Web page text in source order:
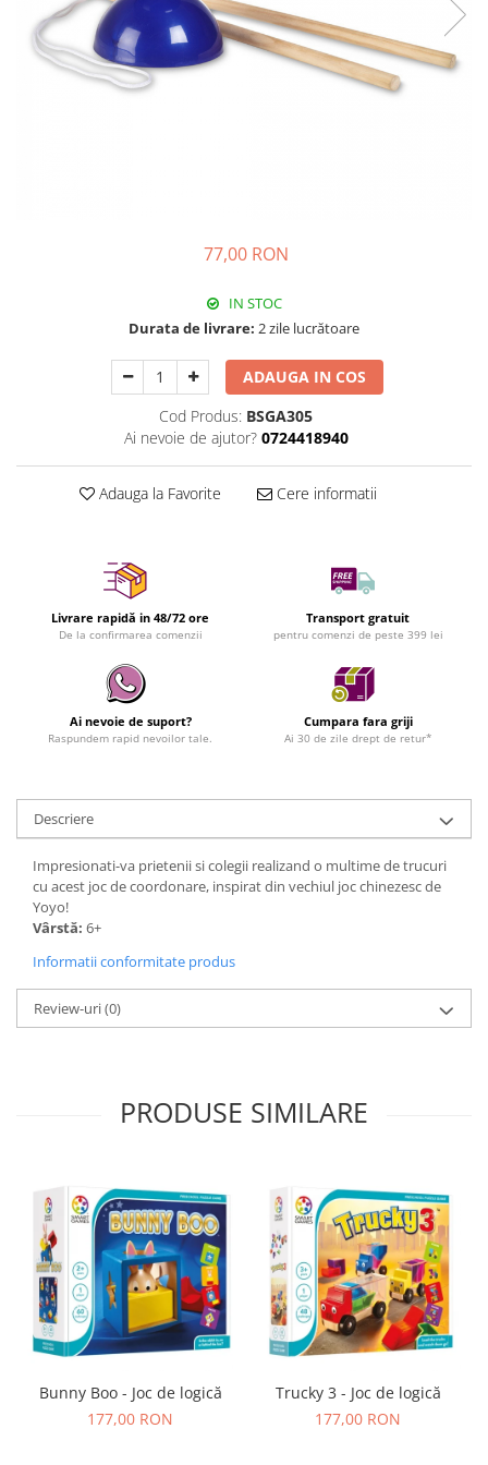
77,00 RON
IN STOC
Durata de livrare: 2 zile lucrătoare
ADAUGA IN COS
Cod Produs: BSGA305
Ai nevoie de ajutor? 0724418940
Adauga la Favorite Cere informatii
Livrare rapidă in 48/72 ore
De la confirmarea comenzii
Transport gratuit
pentru comenzi de peste 399 lei
Ai nevoie de suport?
Raspundem rapid nevoilor tale.
Cumpara fara griji
Ai 30 de zile drept de retur*
Descriere
Impresionati-va prietenii si colegii realizand o multime de trucuri
cu acest joc de coordonare, inspirat din vechiul joc chinezesc de
Yoyo!
Vârstă: 6+
Informatii conformitate produs
Review-uri(0)
PRODUSE SIMILARE
Bunny Boo - Joc de logică
177,00 RON
Trucky 3 - Joc de logică
177,00 RON